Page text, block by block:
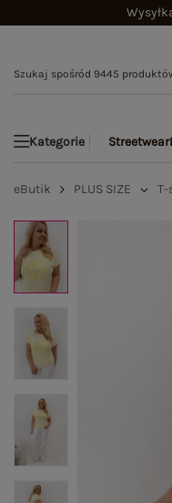
Kategorie Streetwear
eButik PLUS SIZE